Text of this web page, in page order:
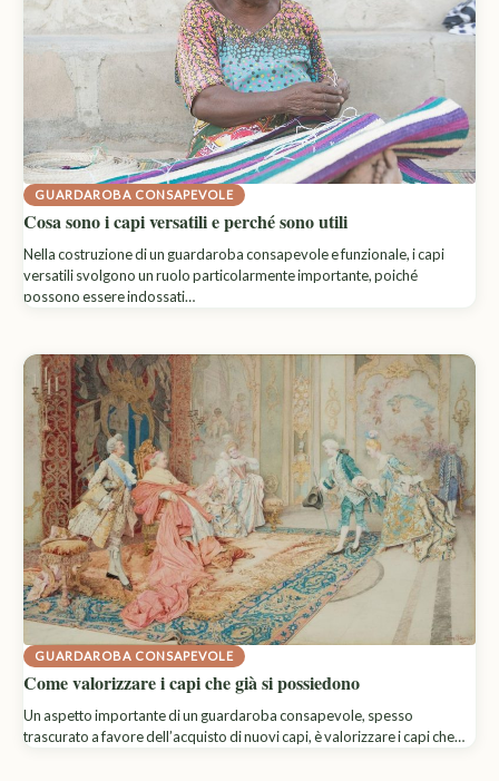
GUARDAROBA CONSAPEVOLE
Cosa sono i capi versatili e perché sono utili
Nella costruzione di un guardaroba consapevole e funzionale, i capi
versatili svolgono un ruolo particolarmente importante, poiché
possono essere indossati…
GUARDAROBA CONSAPEVOLE
Come valorizzare i capi che già si possiedono
Un aspetto importante di un guardaroba consapevole, spesso
trascurato a favore dell’acquisto di nuovi capi, è valorizzare i capi che…